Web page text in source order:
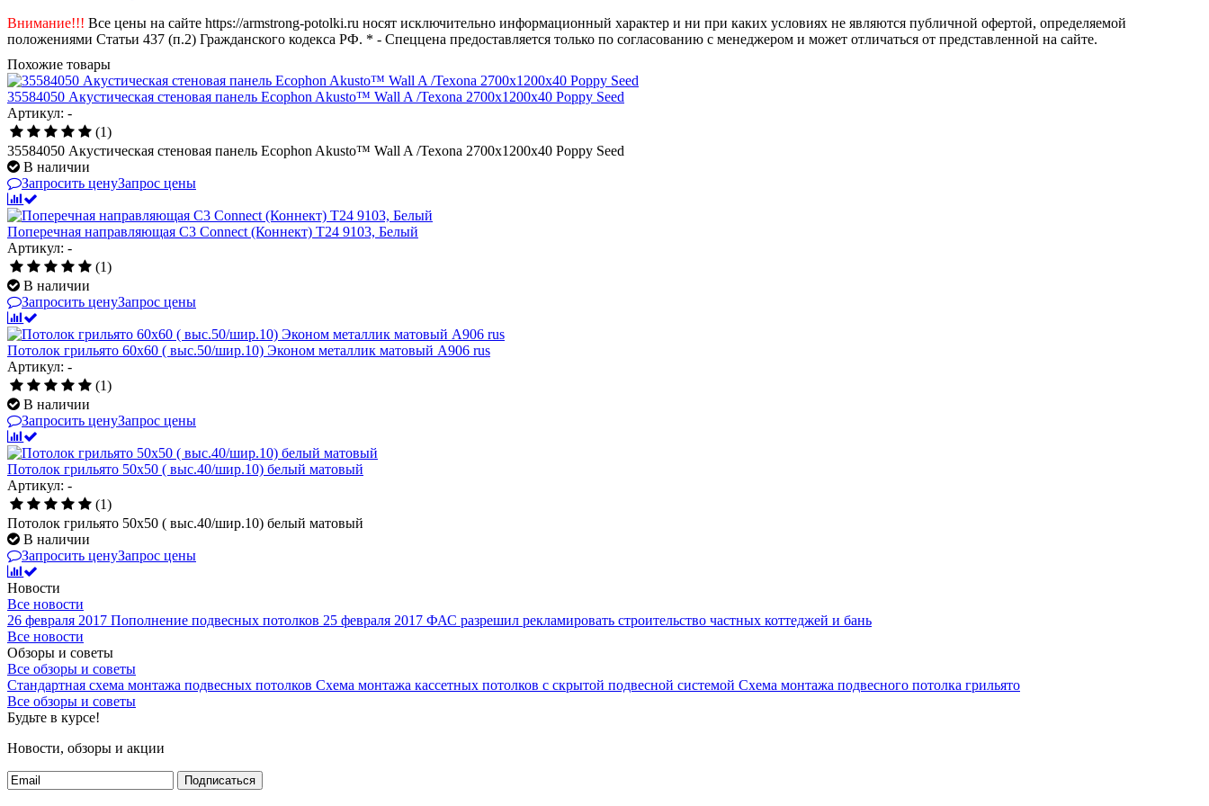
Внимание!!! Все цены на сайте https://armstrong-potolki.ru носят исключительно информационный характер и ни при каких условиях не являются публичной офертой, определяемой
положениями Статьи 437 (п.2) Гражданского кодекса РФ. * - Спеццена предоставляется только по согласованию с менеджером и может отличаться от представленной на сайте.
Похожие товары
35584050 Акустическая стеновая панель Ecophon Akusto™ Wall A /Texona 2700x1200x40 Poppy Seed
Артикул: -
(1)
35584050 Акустическая стеновая панель Ecophon Akusto™ Wall A /Texona 2700x1200x40 Poppy Seed
В наличии
Запросить ценуЗапрос цены
Поперечная направляющая С3 Connect (Коннект) T24 9103, Белый
Артикул: -
(1)
В наличии
Запросить ценуЗапрос цены
Потолок грильято 60х60 ( выс.50/шир.10) Эконом металлик матовый А906 rus
Артикул: -
(1)
В наличии
Запросить ценуЗапрос цены
Потолок грильято 50х50 ( выс.40/шир.10) белый матовый
Артикул: -
(1)
Потолок грильято 50х50 ( выс.40/шир.10) белый матовый
В наличии
Запросить ценуЗапрос цены
Новости
Все новости
26 февраля 2017 Пополнение подвесных потолков 25 февраля 2017 ФАС разрешил рекламировать строительство частных коттеджей и бань
Все новости
Обзоры и советы
Все обзоры и советы
Стандартная схема монтажа подвесных потолков Схема монтажа кассетных потолков с скрытой подвесной системой Схема монтажа подвесного потолка грильято
Все обзоры и советы
Будьте в курсе!
Новости, обзоры и акции
Подписаться